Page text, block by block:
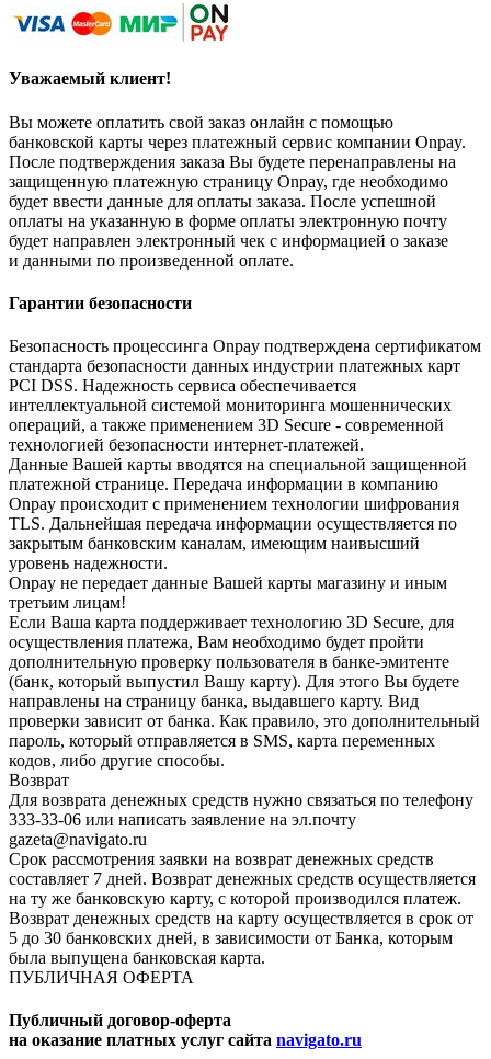
Уважаемый клиент!
Вы можете оплатить свой заказ онлайн с помощью
банковской карты через платежный сервис компании Onpay.
После подтверждения заказа Вы будете перенаправлены на
защищенную платежную страницу Onpay, где необходимо
будет ввести данные для оплаты заказа. После успешной
оплаты на указанную в форме оплаты электронную почту
будет направлен электронный чек с информацией о заказе
и данными по произведенной оплате.
Гарантии безопасности
Безопасность процессинга Onpay подтверждена сертификатом
стандарта безопасности данных индустрии платежных карт
PCI DSS. Надежность сервиса обеспечивается
интеллектуальной системой мониторинга мошеннических
операций, а также применением 3D Secure - современной
технологией безопасности интернет-платежей.
Данные Вашей карты вводятся на специальной защищенной
платежной странице. Передача информации в компанию
Onpay происходит с применением технологии шифрования
TLS. Дальнейшая передача информации осуществляется по
закрытым банковским каналам, имеющим наивысший
уровень надежности.
Onpay не передает данные Вашей карты магазину и иным
третьим лицам!
Если Ваша карта поддерживает технологию 3D Secure, для
осуществления платежа, Вам необходимо будет пройти
дополнительную проверку пользователя в банке-эмитенте
(банк, который выпустил Вашу карту). Для этого Вы будете
направлены на страницу банка, выдавшего карту. Вид
проверки зависит от банка. Как правило, это дополнительный
пароль, который отправляется в SMS, карта переменных
кодов, либо другие способы.
Возврат
Для возврата денежных средств нужно связаться по телефону
333-33-06 или написать заявление на эл.почту
gazeta@navigato.ru
Срок рассмотрения заявки на возврат денежных средств
составляет 7 дней. Возврат денежных средств осуществляется
на ту же банковскую карту, с которой производился платеж.
Возврат денежных средств на карту осуществляется в срок от
5 до 30 банковских дней, в зависимости от Банка, которым
была выпущена банковская карта.
ПУБЛИЧНАЯ ОФЕРТА
Публичный договор-оферта
на оказание платных услуг сайта navigato.ru